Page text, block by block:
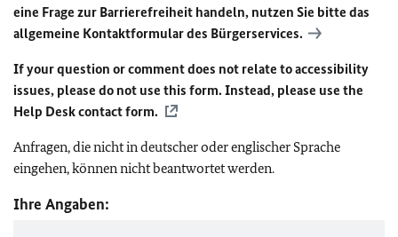
eine Frage zur Barrierefreiheit handeln, nutzen Sie bitte das
allgemeine Kontaktformular des Bürgerservices.
If your question or comment does not relate to accessibility
issues, please do not use this form. Instead, please use the
Help Desk contact form.
Anfragen, die nicht in deutscher oder englischer Sprache
eingehen, können nicht beantwortet werden.
Ihre Angaben: